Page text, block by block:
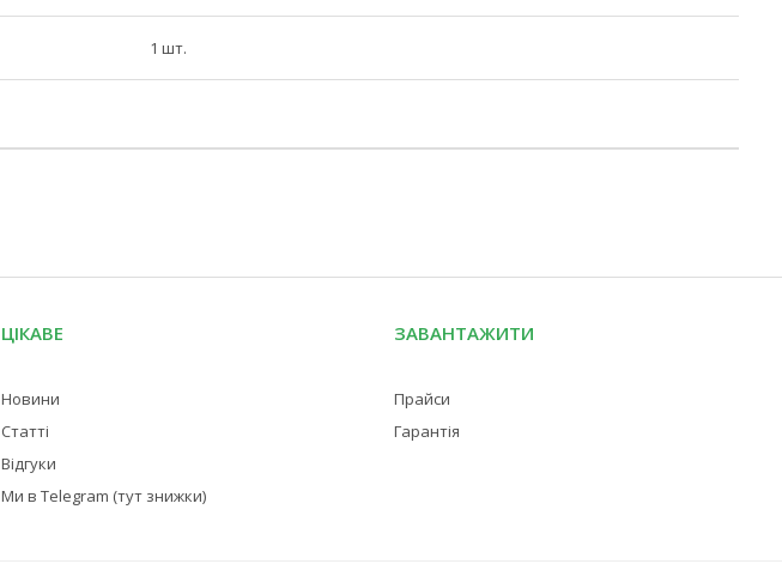
1 шт.
ЦІКАВЕ
Новини
Статті
Відгуки
Ми в Telegram (тут знижки)
ЗАВАНТАЖИТИ
Прайси
Гарантія